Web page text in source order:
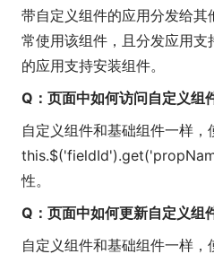
带自定义组件的应用分发给
常使用该组件，且分发应用
的应用支持安装组件。
Q：页面中如何访问自定义组
自定义组件和基础组件一样，
性。
Q：页面中如何更新自定义组
自定义组件和基础组件一样，